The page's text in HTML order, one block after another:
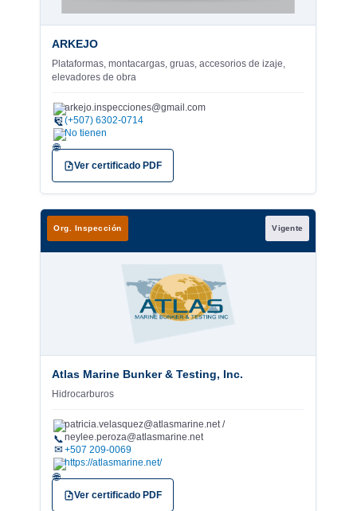
ARKEJO
Plataformas, montacargas, gruas, accesorios de izaje,
elevadores de obra
arkejo.inspecciones@gmail.com
✉ (+507) 6302-0714
No tienen
Ver certificado PDF
Org. Inspección Vigente
Atlas Marine Bunker & Testing, Inc.
Hidrocarburos
patricia.velasquez@atlasmarine.net /
neylee.peroza@atlasmarine.net
✉ +507 209-0069
https://atlasmarine.net/
Ver certificado PDF